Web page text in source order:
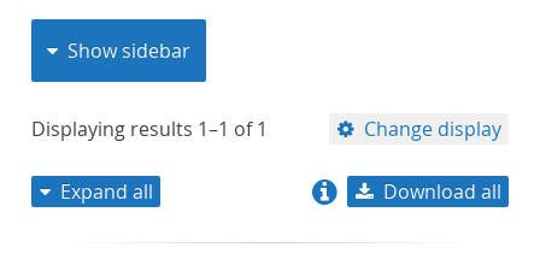
Show sidebar
Displaying results 1–1 of1 Change display
Expand all Download all